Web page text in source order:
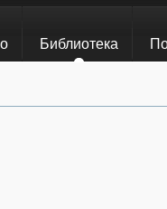
Библиотека